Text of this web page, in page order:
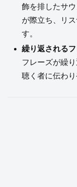
飾を排したサ
が際立ち、リ
す。
繰り返される
フレーズが繰
聴く者に伝わり